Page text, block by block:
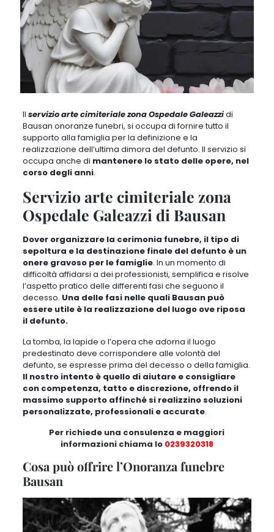
Il servizio arte cimiteriale zona Ospedale Galeazzidi
Bausan onoranze funebri, si occupa di fornire tutto il
supporto alla famiglia per la definizione e la
realizzazione dell’ultima dimora del defunto. Il servizio si
occupa anche di mantenere lo stato delle opere, nel
corso degli anni.
Servizio arte cimiteriale zona
Ospedale Galeazzi di Bausan
Dover organizzare la cerimonia funebre, il tipo di
sepoltura e la destinazione finale del defunto è un
onere gravoso per le famiglie. In un momento di
difficoltà affidarsi a dei professionisti, semplifica e risolve
l’aspetto pratico delle differenti fasi che seguono il
decesso. Una delle fasi nelle quali Bausan può
essere utile è la realizzazione del luogo ove riposa
il defunto.
La tomba, la lapide o l’opera che adorna il luogo
predestinato deve corrispondere alle volontà del
defunto, se espresse prima del decesso o della famiglia.
Il nostro intento è quello di aiutare e consigliare
con competenza, tatto e discrezione, offrendo il
massimo supporto affinché si realizzino soluzioni
personalizzate, professionali e accurate.
Per richiede una consulenza e maggiori
informazioni chiama lo 0239320318
Cosa può offrire l’Onoranza funebre
Bausan